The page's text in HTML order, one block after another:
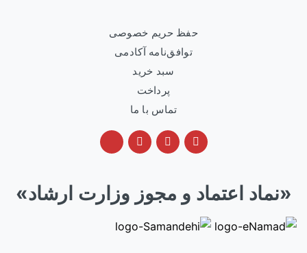
حفظ حریم خصوصی
توافق‌نامه آکادمی
سبد خرید
پرداخت
تماس با ما
«نماد اعتماد و مجوز وزارت ارشاد»